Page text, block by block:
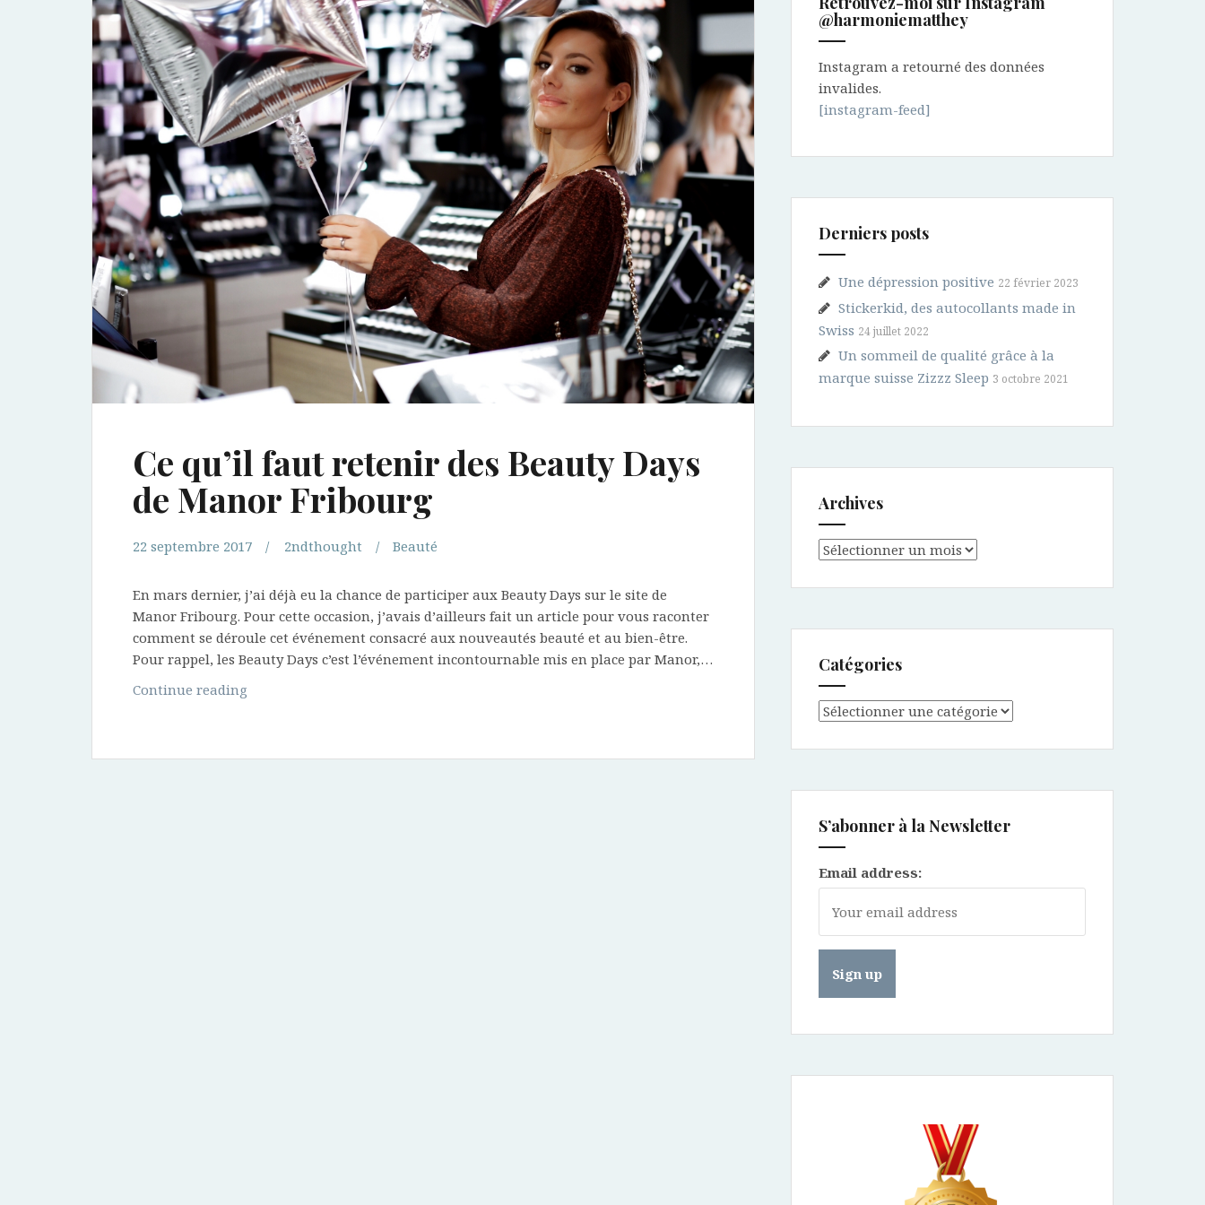
Ce qu’il faut retenir des Beauty Days
de Manor Fribourg
22 septembre 2017 2ndthought Beauté
En mars dernier, j’ai déjà eu la chance de participer aux Beauty Days sur le site de
Manor Fribourg. Pour cette occasion, j’avais d’ailleurs fait un article pour vous raconter
comment se déroule cet événement consacré aux nouveautés beauté et au bien-être.
Pour rappel, les Beauty Days c’est l’événement incontournable mis en place par Manor,…
Continue reading
@harmoniematthey
Instagram a retourné des données
invalides.
[instagram-feed]
Derniers posts
Une dépression positive 22 février 2023
Stickerkid, des autocollants made in
Swiss 24 juillet 2022
Un sommeil de qualité grâce à la
marque suisse Zizzz Sleep 3 octobre 2021
Archives
Archives
Catégories
Catégories
S’abonner à la Newsletter
Email address: